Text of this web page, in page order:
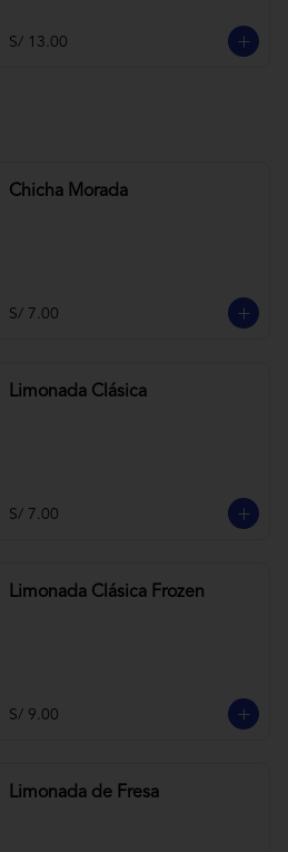
S/ 13.00
Chicha Morada
S/ 7.00
Limonada Clásica
S/ 7.00
Limonada Clásica Frozen
S/ 9.00
Limonada de Fresa